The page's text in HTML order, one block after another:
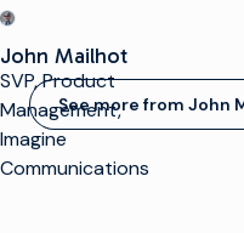
John Mailhot
SVP, Product
Management,
Imagine
Communications
See more from John